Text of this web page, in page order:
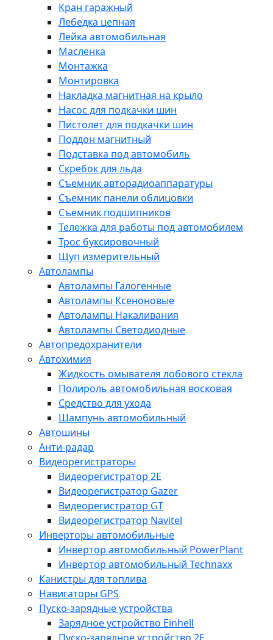
Кран гаражный
Лебедка цепная
Лейка автомобильная
Масленка
Монтажка
Монтировка
Накладка магнитная на крыло
Насос для подкачки шин
Пистолет для подкачки шин
Поддон магнитный
Подставка под автомобиль
Скребок для льда
Съемник авторадиоаппаратуры
Съемник панели облицовки
Съемник подшипников
Тележка для работы под автомобилем
Трос буксировочный
Щуп измерительный
Автолампы
Автолампы Галогенные
Автолампы Ксеноновые
Автолампы Накаливания
Автолампы Светодиодные
Автопредохранители
Автохимия
Жидкость омывателя лобового стекла
Полироль автомобильная восковая
Средство для ухода
Шампунь автомобильный
Автошины
Анти-радар
Видеорегистраторы
Видеорегистратор 2E
Видеорегистратор Gazer
Видеорегистратор GT
Видеорегистратор Navitel
Инверторы автомобильные
Инвертор автомобильный PowerPlant
Инвертор автомобильный Technaxx
Канистры для топлива
Навигаторы GPS
Пуско-зарядные устройства
Зарядное устройство Einhell